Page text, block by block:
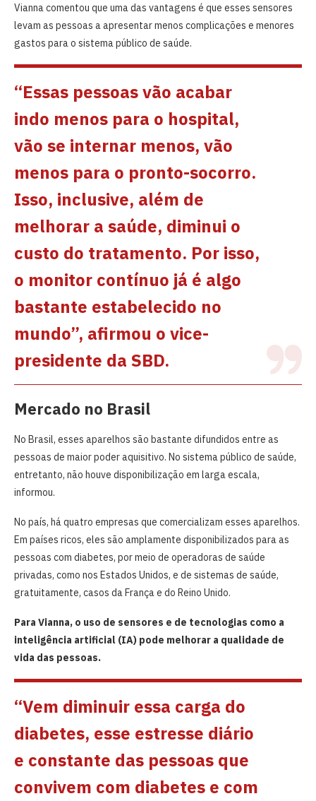
Vianna comentou que uma das vantagens é que esses sensores
levam as pessoas a apresentar menos complicações e menores
gastos para o sistema público de saúde.
“Essas pessoas vão acabar
indo menos para o hospital,
vão se internar menos, vão
menos para o pronto-socorro.
Isso, inclusive, além de
melhorar a saúde, diminui o
custo do tratamento. Por isso,
o monitor contínuo já é algo
bastante estabelecido no
mundo”, afirmou o vice-
presidente da SBD.
Mercado no Brasil
No Brasil, esses aparelhos são bastante difundidos entre as
pessoas de maior poder aquisitivo. No sistema público de saúde,
entretanto, não houve disponibilização em larga escala,
informou.
No país, há quatro empresas que comercializam esses aparelhos.
Em países ricos, eles são amplamente disponibilizados para as
pessoas com diabetes, por meio de operadoras de saúde
privadas, como nos Estados Unidos, e de sistemas de saúde,
gratuitamente, casos da França e do Reino Unido.
Para Vianna, o uso de sensores e de tecnologias como a
inteligência artificial (IA) pode melhorar a qualidade de
vida das pessoas.
“Vem diminuir essa carga do
diabetes, esse estresse diário
e constante das pessoas que
convivem com diabetes e com